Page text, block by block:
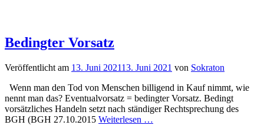
Bedingter Vorsatz
Veröffentlicht am 13. Juni 202113. Juni 2021 von Sokraton
Wenn man den Tod von Menschen billigend in Kauf nimmt, wie
nennt man das? Eventualvorsatz = bedingter Vorsatz. Bedingt
vorsätzliches Handeln setzt nach ständiger Rechtsprechung des
BGH (BGH 27.10.2015 Weiterlesen …